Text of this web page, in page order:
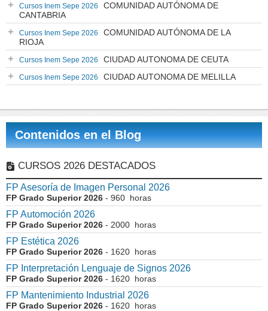
Cursos Inem Sepe 2026
COMUNIDAD AUTÓNOMA DE
CANTABRIA
Cursos Inem Sepe 2026
COMUNIDAD AUTÓNOMA DE LA
RIOJA
Cursos Inem Sepe 2026 CIUDAD AUTONOMA DE CEUTA
Cursos Inem Sepe 2026 CIUDAD AUTONOMA DE MELILLA
Contenidos en el Blog
CURSOS 2026 DESTACADOS
FP Asesoría de Imagen Personal 2026
FP Grado Superior 2026 - 960 horas
FP Automoción 2026
FP Grado Superior 2026 - 2000 horas
FP Estética 2026
FP Grado Superior 2026 - 1620 horas
FP Interpretación Lenguaje de Signos 2026
FP Grado Superior 2026 - 1620 horas
FP Mantenimiento Industrial 2026
FP Grado Superior 2026 - 1620 horas